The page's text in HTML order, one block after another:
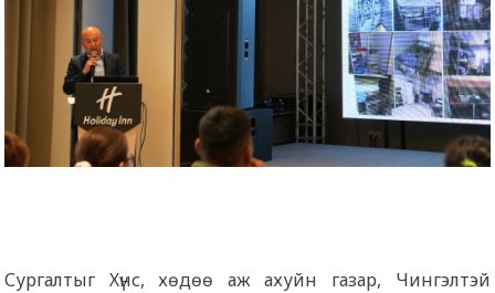
Сургалтыг Хүнс, хөдөө аж ахуйн газар, Чингэлтэй